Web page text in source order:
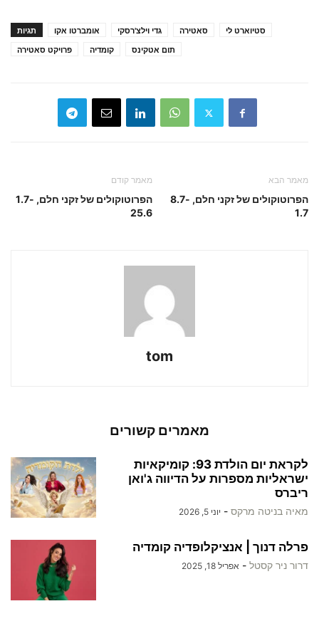
תגיות אומברטו אקו גדי וילצ'רסקי סאטירה
סטיוארט לי
פרויקט סאטירה
קומדיה תום אטקינס
מאמר קודם
הפרוטוקולים של זקני חלם, 1.7-
25.6
מאמר הבא
הפרוטוקולים של זקני חלם, 8.7-
1.7
tom
מאמרים קשורים
לקראת יום הולדת 93: קומיקאיות
ישראליות מספרות על הדיווה ג'ואן
ריברס
מאיה בניטה מרקס - יוני 5, 2026
פרלה דנוך | אנציקלופדיה קומדיה
דרור ניר קסטל - אפריל 18, 2025